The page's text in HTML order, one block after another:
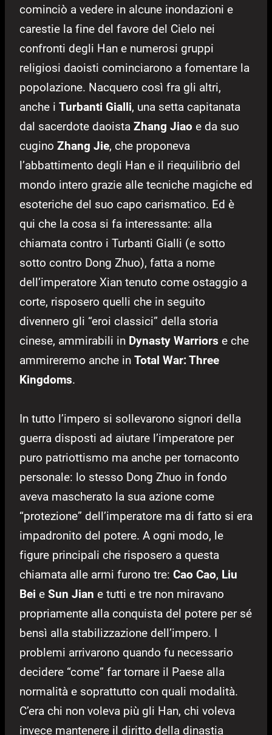
cominciò a vedere in alcune inondazioni e
carestie la fine del favore del Cielo nei
confronti degli Han e numerosi gruppi
religiosi daoisti cominciarono a fomentare la
popolazione. Nacquero così fra gli altri,
anche i Turbanti Gialli, una setta capitanata
dal sacerdote daoista Zhang Jiao e da suo
cugino Zhang Jie, che proponeva
l’abbattimento degli Han e il riequilibrio del
mondo intero grazie alle tecniche magiche ed
esoteriche del suo capo carismatico. Ed è
qui che la cosa si fa interessante: alla
chiamata contro i Turbanti Gialli (e sotto
sotto contro Dong Zhuo), fatta a nome
dell’imperatore Xian tenuto come ostaggio a
corte, risposero quelli che in seguito
divennero gli “eroi classici” della storia
cinese, ammirabili in Dynasty Warriors e che
ammireremo anche in Total War: Three
Kingdoms.
In tutto l’impero si sollevarono signori della
guerra disposti ad aiutare l’imperatore per
puro patriottismo ma anche per tornaconto
personale: lo stesso Dong Zhuo in fondo
aveva mascherato la sua azione come
“protezione” dell’imperatore ma di fatto si era
impadronito del potere. A ogni modo, le
figure principali che risposero a questa
chiamata alle armi furono tre: Cao Cao, Liu
Bei e Sun Jian e tutti e tre non miravano
propriamente alla conquista del potere per sé
bensì alla stabilizzazione dell’impero. I
problemi arrivarono quando fu necessario
decidere “come” far tornare il Paese alla
normalità e soprattutto con quali modalità.
C’era chi non voleva più gli Han, chi voleva
invece mantenere il diritto della dinastia